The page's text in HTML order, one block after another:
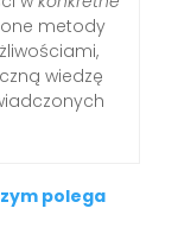
metody
wiedzę
polega